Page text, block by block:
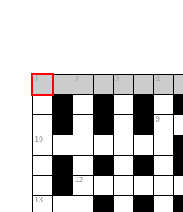
1 2 3 4
9
10
12
13